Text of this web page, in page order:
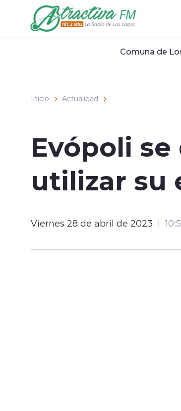
Click acá para ir directamente al contenido
Comuna de
Inicio Actualidad
Evópoli
utilizar su
Viernes 28 de abril de 2023